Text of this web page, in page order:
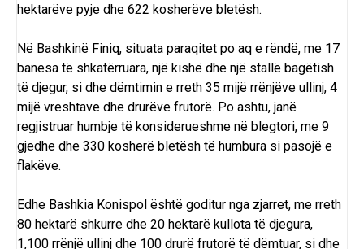
hektarëve pyje dhe 622 kosherëve bletësh.
Në Bashkinë Finiq, situata paraqitet po aq e rëndë, me 17
banesa të shkatërruara, një kishë dhe një stallë bagëtish
të djegur, si dhe dëmtimin e rreth 35 mijë rrënjëve ullinj, 4
mijë vreshtave dhe drurëve frutorë. Po ashtu, janë
regjistruar humbje të konsiderueshme në blegtori, me 9
gjedhe dhe 330 kosherë bletësh të humbura si pasojë e
flakëve.
Edhe Bashkia Konispol është goditur nga zjarret, me rreth
80 hektarë shkurre dhe 20 hektarë kullota të djegura,
1,100 rrënjë ullinj dhe 100 drurë frutorë të dëmtuar, si dhe